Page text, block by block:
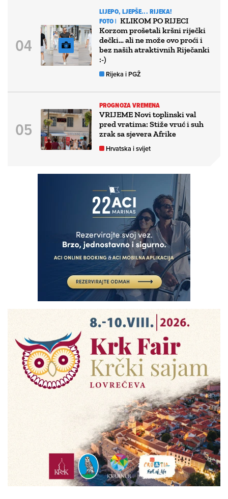
LIJEPO, LJEPŠE... RIJEKA!
FOTO | KLIKOM PO RIJECI
Korzom prošetali kršni riječki
dečki… ali ne može ovo proći i
bez naših atraktivnih Riječanki
:-)
Rijeka i PGŽ
PROGNOZA VREMENA
VRIJEME Novi toplinski val
pred vratima: Stiže vruć i suh
zrak sa sjevera Afrike
Hrvatska i svijet